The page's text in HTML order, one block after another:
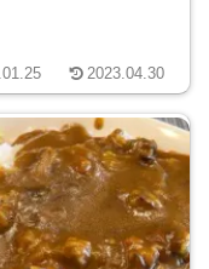
2023.04.30